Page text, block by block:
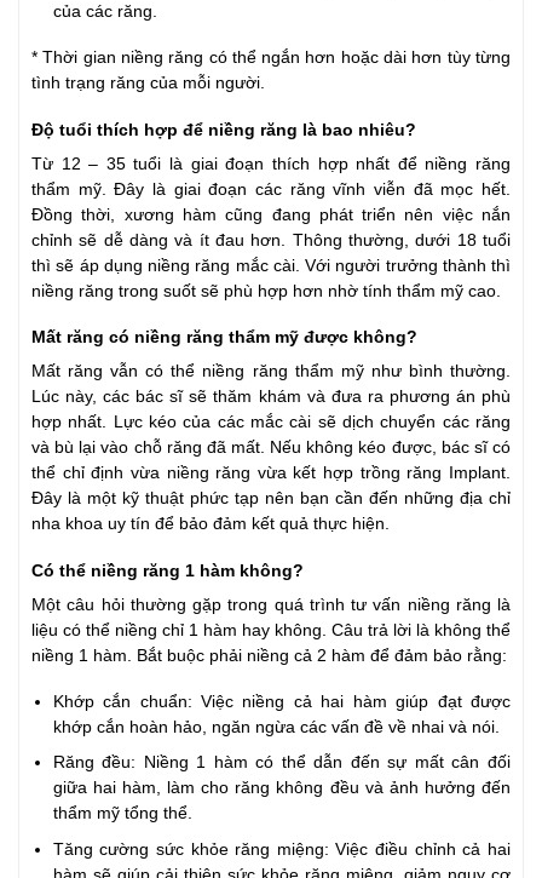
của các răng.
* Thời gian niềng răng có thể ngắn hơn hoặc dài hơn tùy từng
tình trạng răng của mỗi người.
Độ tuổi thích hợp để niềng răng là bao nhiêu?
Từ 12 – 35 tuổi là giai đoạn thích hợp nhất để niềng răng
thẩm mỹ. Đây là giai đoạn các răng vĩnh viễn đã mọc hết.
Đồng thời, xương hàm cũng đang phát triển nên việc nắn
chỉnh sẽ dễ dàng và ít đau hơn. Thông thường, dưới 18 tuổi
thì sẽ áp dụng niềng răng mắc cài. Với người trưởng thành thì
niềng răng trong suốt sẽ phù hợp hơn nhờ tính thẩm mỹ cao.
Mất răng có niềng răng thẩm mỹ được không?
Mất răng vẫn có thể niềng răng thẩm mỹ như bình thường.
Lúc này, các bác sĩ sẽ thăm khám và đưa ra phương án phù
hợp nhất. Lực kéo của các mắc cài sẽ dịch chuyển các răng
và bù lại vào chỗ răng đã mất. Nếu không kéo được, bác sĩ có
thể chỉ định vừa niềng răng vừa kết hợp trồng răng Implant.
Đây là một kỹ thuật phức tạp nên bạn cần đến những địa chỉ
nha khoa uy tín để bảo đảm kết quả thực hiện.
Có thể niềng răng 1 hàm không?
Một câu hỏi thường gặp trong quá trình tư vấn niềng răng là
liệu có thể niềng chỉ 1 hàm hay không. Câu trả lời là không thể
niềng 1 hàm. Bắt buộc phải niềng cả 2 hàm để đảm bảo rằng:
Khớp cắn chuẩn: Việc niềng cả hai hàm giúp đạt được
khớp cắn hoàn hảo, ngăn ngừa các vấn đề về nhai và nói.
Răng đều: Niềng 1 hàm có thể dẫn đến sự mất cân đối
giữa hai hàm, làm cho răng không đều và ảnh hưởng đến
thẩm mỹ tổng thể.
Tăng cường sức khỏe răng miệng: Việc điều chỉnh cả hai